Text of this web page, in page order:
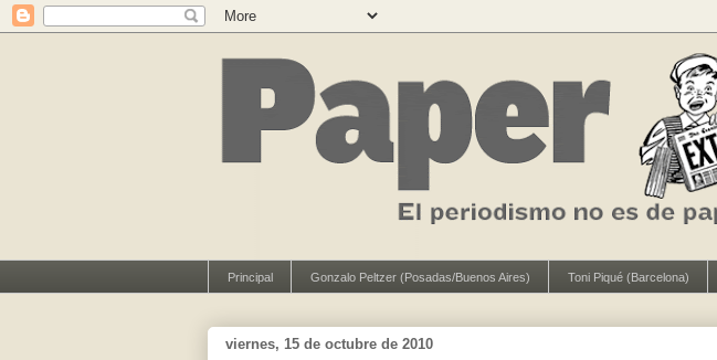
Principal Gonzalo Peltzer (Posadas/Buenos Aires) Toni Piqué (Barcelona)
viernes, 15 de octubre de 2010